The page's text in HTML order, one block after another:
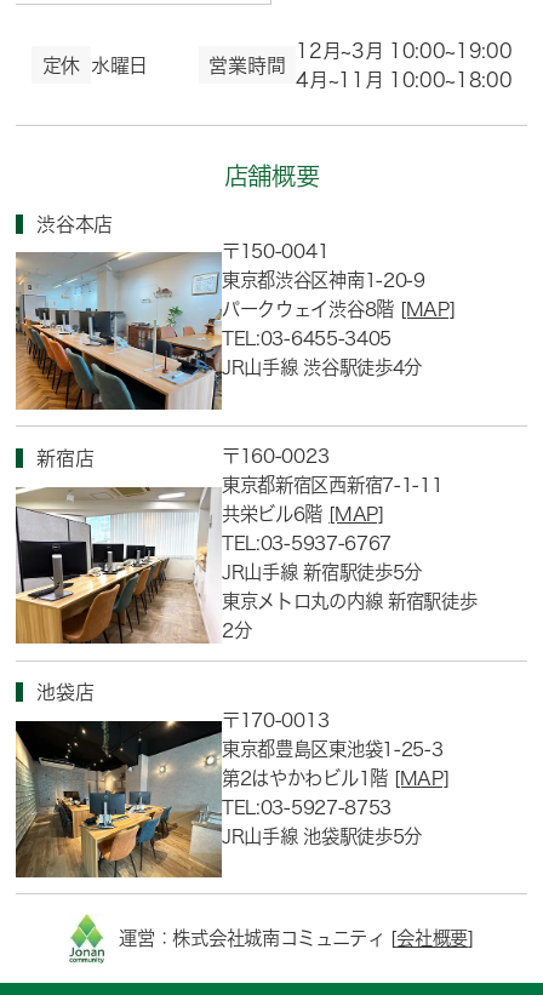
定休 水曜日 営業時間
12月~3月 10:00~19:00
4月~11月 10:00~18:00
店舗概要
渋谷本店
〒150-0041
東京都渋谷区神南1-20-9
パークウェイ渋谷8階 [MAP]
TEL:03-6455-3405
JR山手線 渋谷駅徒歩4分
新宿店
〒160-0023
東京都新宿区西新宿7-1-11
共栄ビル6階 [MAP]
TEL:03-5937-6767
JR山手線 新宿駅徒歩5分
東京メトロ丸の内線 新宿駅徒歩
2分
池袋店
〒170-0013
東京都豊島区東池袋1-25-3
第2はやかわビル1階 [MAP]
TEL:03-5927-8753
JR山手線 池袋駅徒歩5分
運営：株式会社城南コミュニティ [会社概要]